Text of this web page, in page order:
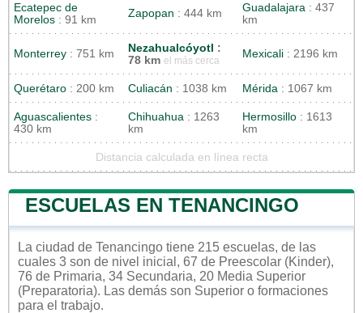
Ecatepec de
Morelos : 91 km
Zapopan : 444 km Guadalajara : 437
km
Monterrey : 751 km Nezahualcóyotl :
78 km el más cerca
Mexicali : 2196 km
Querétaro : 200 km Culiacán : 1038 km Mérida : 1067 km
Aguascalientes :
430 km
Chihuahua : 1263
km
Hermosillo : 1613
km
Distancia calculada en línea recta
ESCUELAS EN TENANCINGO
La ciudad de Tenancingo tiene 215 escuelas, de las
cuales 3 son de nivel inicial, 67 de Preescolar (Kinder),
76 de Primaria, 34 Secundaria, 20 Media Superior
(Preparatoria). Las demás son Superior o formaciones
para el trabajo.